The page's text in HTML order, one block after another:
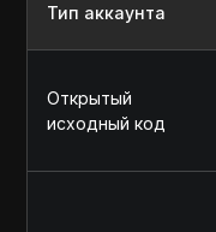
Тип аккаунта
Открытый
исходный код